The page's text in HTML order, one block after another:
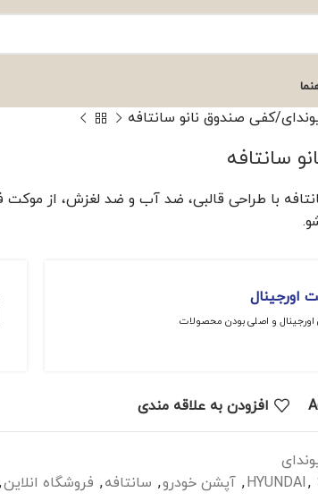
کفی صندوق نانو سانتافه
سانتافه
با طراحی قالبی، ضد آب و ضد لغزش، از
اورجینال
و اصلی بودن محصولات
افزودن به علاقه مندی
HYUNDAI,
, آپشن خودرو, سانتافه, فروشگاه انلاین,